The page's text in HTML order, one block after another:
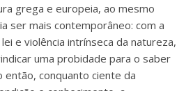
grega e europeia, ao mesmo
ser mais contemporâneo: com a
e violência intrínseca da natureza,
uma probidade para o saber
então, conquanto ciente da